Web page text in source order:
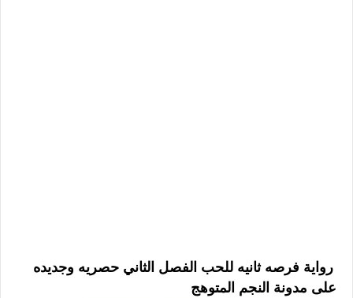
رواية فرصه ثانيه للحب الفصل الثاني حصريه وجديده
على مدونة النجم المتوهج